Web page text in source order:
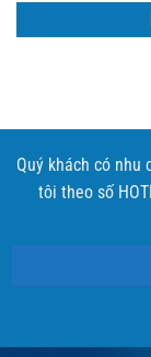
Quý khách có
tôi theo số